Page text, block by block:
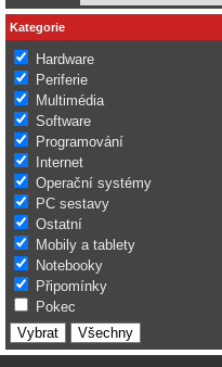
Kategorie
Hardware
Periferie
Multimédia
Software
Programování
Internet
Operační systémy
PC sestavy
Ostatní
Mobily a tablety
Notebooky
Připomínky
Pokec